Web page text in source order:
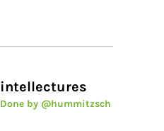
intellectures
Done by @hummitzsch